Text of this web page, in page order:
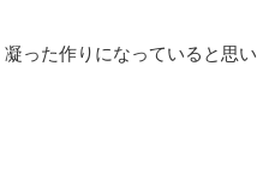
った作りになっていると思い